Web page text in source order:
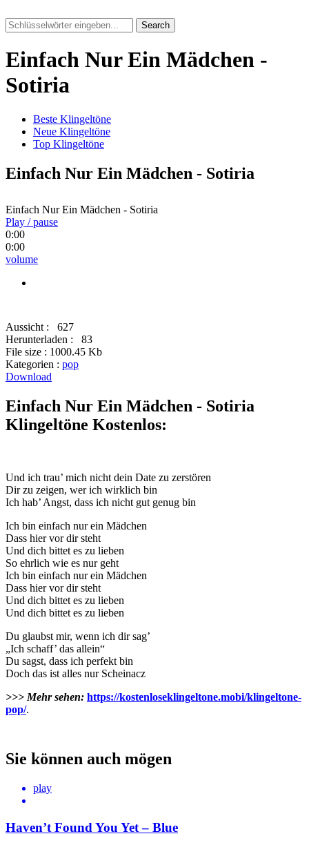
Search
Einfach Nur Ein Mädchen -
Sotiria
Beste Klingeltöne
Neue Klingeltöne
Top Klingeltöne
Einfach Nur Ein Mädchen - Sotiria
Einfach Nur Ein Mädchen - Sotiria
Play / pause
0:00
0:00
volume
Aussicht :
627
Herunterladen :
83
File size : 1000.45 Kb
Kategorien : pop
Download
Einfach Nur Ein Mädchen - Sotiria
Klingeltöne Kostenlos:
Und ich trau’ mich nicht dein Date zu zerstören
Dir zu zeigen, wer ich wirklich bin
Ich hab’ Angst, dass ich nicht gut genug bin
Ich bin einfach nur ein Mädchen
Dass hier vor dir steht
Und dich bittet es zu lieben
So ehrlich wie es nur geht
Ich bin einfach nur ein Mädchen
Dass hier vor dir steht
Und dich bittet es zu lieben
Und dich bittet es zu lieben
Du glaubst mir, wenn ich dir sag’
„Ich schaff’ das allein“
Du sagst, dass ich perfekt bin
Doch das ist alles nur Scheinacz
>>> Mehr sehen: https://kostenloseklingeltone.mobi/klingeltone-
pop/.
Sie können auch mögen
play
Haven’t Found You Yet – Blue